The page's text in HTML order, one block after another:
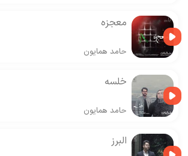
معجزه
حامد همایون
خلسه
حامد همایون
البرز